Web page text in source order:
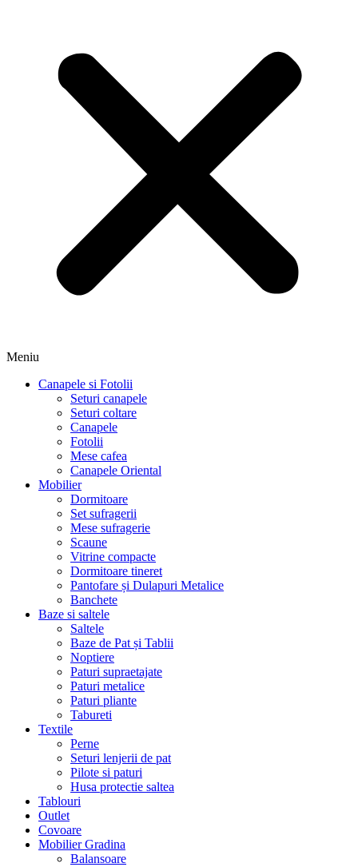
Meniu
Canapele si Fotolii
Seturi canapele
Seturi coltare
Canapele
Fotolii
Mese cafea
Canapele Oriental
Mobilier
Dormitoare
Set sufragerii
Mese sufragerie
Scaune
Vitrine compacte
Dormitoare tineret
Pantofare și Dulapuri Metalice
Banchete
Baze si saltele
Saltele
Baze de Pat și Tablii
Noptiere
Paturi supraetajate
Paturi metalice
Paturi pliante
Tabureti
Textile
Perne
Seturi lenjerii de pat
Pilote si paturi
Husa protectie saltea
Tablouri
Outlet
Covoare
Mobilier Gradina
Balansoare